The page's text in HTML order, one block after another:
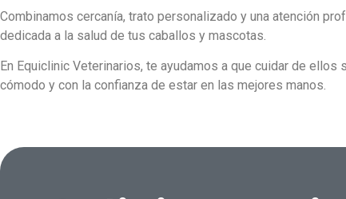
Combinamos cercanía, trato personalizado y una atención
dedicada a la salud de tus caballos y mascotas.
En Equiclinic Veterinarios, te ayudamos a que cuidar de ellos
cómodo y con la confianza de estar en las mejores manos.